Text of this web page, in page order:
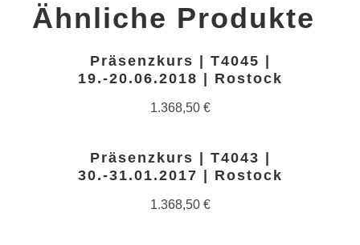
Ähnliche Produkte
Präsenzkurs | T4045 |
19.-20.06.2018 | Rostock
1.368,50 €
Präsenzkurs | T4043 |
30.-31.01.2017 | Rostock
1.368,50 €